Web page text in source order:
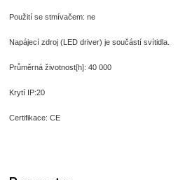
Použití se stmívačem: ne
Napájecí zdroj (LED driver) je součástí svítidla.
Průměrná životnost[h]: 40 000
Krytí IP:20
Certifikace: CE